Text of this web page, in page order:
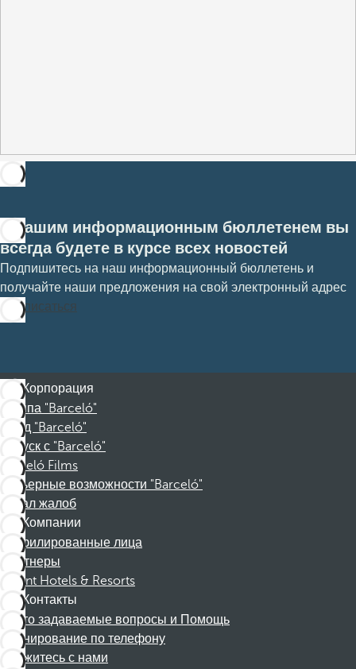
С нашим информационным бюллетенем вы
всегда будете в курсе всех новостей
Подпишитесь на наш информационный бюллетень и
получайте наши предложения на свой электронный адрес
Подписаться
Корпорация
Группа "Barceló"
Фонд "Barceló"
Отпуск с "Barceló"
Barceló Films
Карьерные возможности "Barceló"
Канал жалоб
Компании
Аффилированные лица
Партнеры
Dorint Hotels & Resorts
Контакты
Часто задаваемые вопросы и Помощь
Бронирование по телефону
Свяжитесь с нами